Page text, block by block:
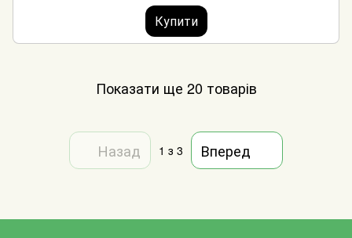
Купити
Показати ще 20 товарів
Назад 1 з 3 Вперед